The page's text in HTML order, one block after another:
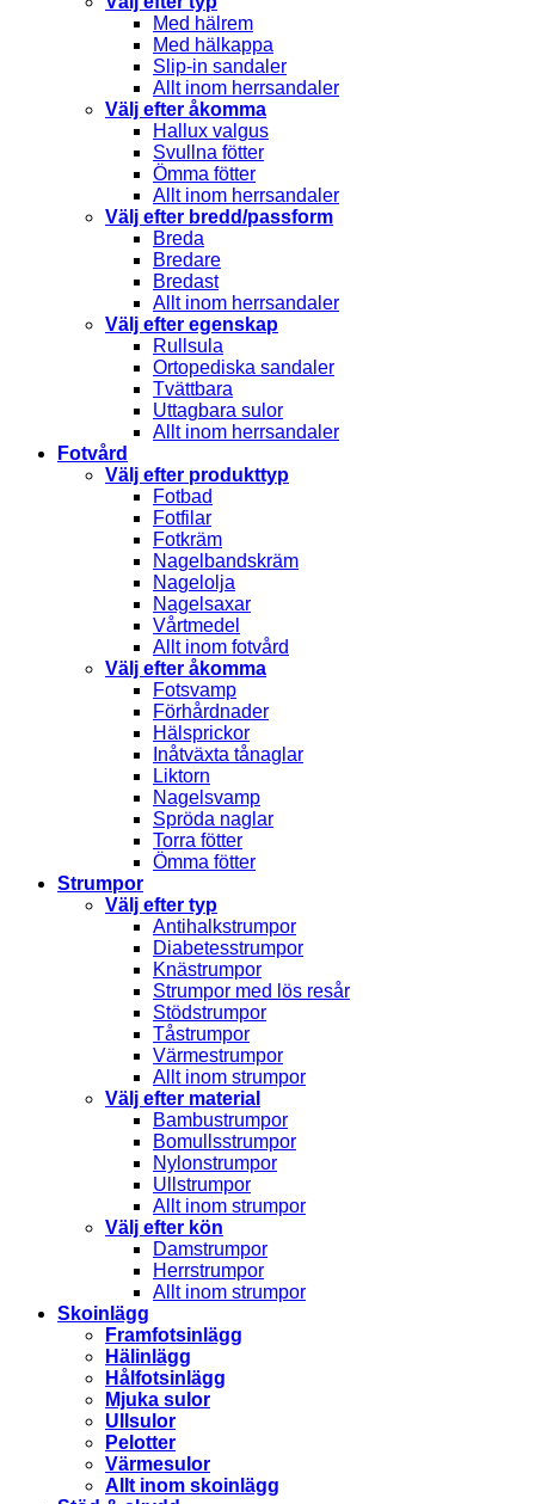
Med hälrem
Med hälkappa
Slip-in sandaler
Allt inom herrsandaler
Välj efter åkomma
Hallux valgus
Svullna fötter
Ömma fötter
Allt inom herrsandaler
Välj efter bredd/passform
Breda
Bredare
Bredast
Allt inom herrsandaler
Välj efter egenskap
Rullsula
Ortopediska sandaler
Tvättbara
Uttagbara sulor
Allt inom herrsandaler
Fotvård
Välj efter produkttyp
Fotbad
Fotfilar
Fotkräm
Nagelbandskräm
Nagelolja
Nagelsaxar
Vårtmedel
Allt inom fotvård
Välj efter åkomma
Fotsvamp
Förhårdnader
Hälsprickor
Inåtväxta tånaglar
Liktorn
Nagelsvamp
Spröda naglar
Torra fötter
Ömma fötter
Strumpor
Välj efter typ
Antihalkstrumpor
Diabetesstrumpor
Knästrumpor
Strumpor med lös resår
Stödstrumpor
Tåstrumpor
Värmestrumpor
Allt inom strumpor
Välj efter material
Bambustrumpor
Bomullsstrumpor
Nylonstrumpor
Ullstrumpor
Allt inom strumpor
Välj efter kön
Damstrumpor
Herrstrumpor
Allt inom strumpor
Skoinlägg
Framfotsinlägg
Hälinlägg
Hålfotsinlägg
Mjuka sulor
Ullsulor
Pelotter
Värmesulor
Allt inom skoinlägg